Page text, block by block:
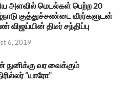
அளவில் மெடல்கள் பெற்ற 20
குத்துச்சண்டை வீரர்களுடன்
விஜய்யின் திடீர் சந்திப்பு
6, 2019
நுனிக்கு வர வைக்கும்
“யாரோ”